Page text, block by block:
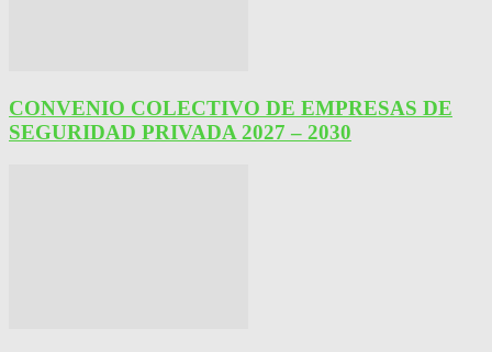
CONVENIO COLECTIVO DE EMPRESAS DE
SEGURIDAD PRIVADA 2027 – 2030